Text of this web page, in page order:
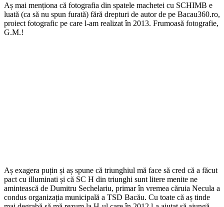
Aș mai menționa că fotografia din spatele machetei cu SCHIMB e
luată (ca să nu spun furată) fără drepturi de autor de pe Bacau360.ro,
proiect fotografic pe care l-am realizat în 2013. Frumoasă fotografie,
G.M.!
Aș exagera puțin și aș spune că triunghiul mă face să cred că a făcut
pact cu illuminati și că SC H din triunghi sunt litere menite ne
amintească de Dumitru Sechelariu, primar în vremea căruia Necula a
condus organizația municipală a TSD Bacău. Cu toate că aș tinde